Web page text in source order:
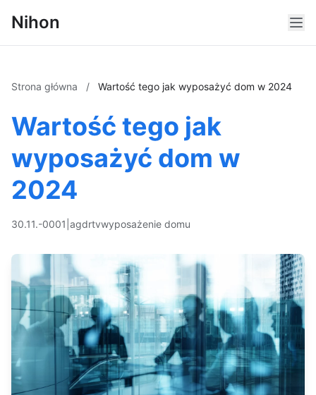
Nihon
Strona główna / Wartość tego jak wyposażyć dom w 2024
Wartość tego jak
wyposażyć dom w
2024
30.11.-0001 agdrtvwyposażenie domu